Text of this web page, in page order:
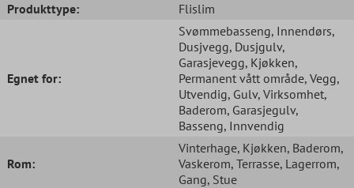
Produkttype:
Flislim
Egnet for:
Svømmebasseng, Innendørs,
Dusjvegg, Dusjgulv,
Garasjevegg, Kjøkken,
Permanent vått område, Vegg,
Utvendig, Gulv, Virksomhet,
Baderom, Garasjegulv,
Basseng, Innvendig
Rom:
Vinterhage, Kjøkken, Baderom,
Vaskerom, Terrasse, Lagerrom,
Gang, Stue